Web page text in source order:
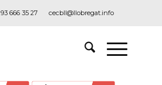
93 666 35 27 cecbll@llobregat.info